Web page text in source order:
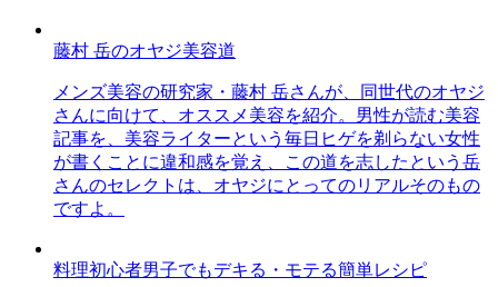
藤村 岳のオヤジ美容道
メンズ美容の研究家・藤村 岳さんが、同世代のオヤジ
さんに向けて、オススメ美容を紹介。男性が読む美容
記事を、美容ライターという毎日ヒゲを剃らない女性
が書くことに違和感を覚え、この道を志したという岳
さんのセレクトは、オヤジにとってのリアルそのもの
ですよ。
料理初心者男子でもデキる・モテる簡単レシピ